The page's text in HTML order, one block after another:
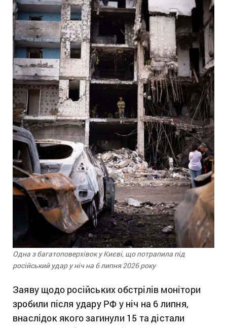
Одна з багатоповерхівок у Києві, що потрапила під
російський удар у ніч на 6 липня 2026 року
Заяву щодо російських обстрілів монітори
зробили після удару РФ у ніч на 6 липня,
внаслідок якого загинули 15 та дістали